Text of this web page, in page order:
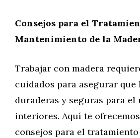
Consejos para el
Mantenimiento de la
Trabajar con madera
cuidados para asegurar que
duraderas y seguras para el
interiores. Aquí te
consejos para el